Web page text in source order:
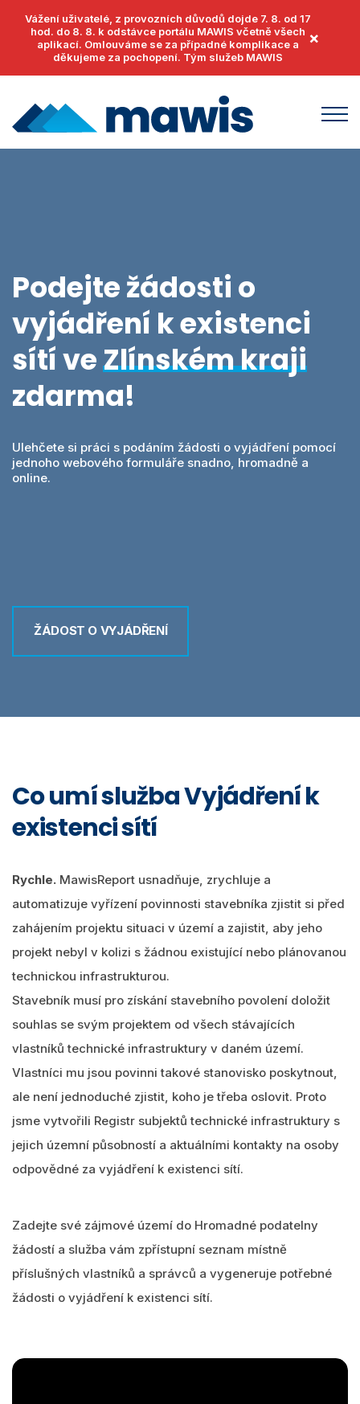
Vážení uživatelé, z provozních důvodů dojde 7. 8. od 17
hod. do 8. 8. k odstávce portálu MAWIS včetně všech
aplikací. Omlouváme se za případné komplikace a
děkujeme za pochopení. Tým služeb MAWIS
×
MawisPhoto
MawisContract
MawisPasport
DTM ČR
Helpdesk
Dokumenty
Časté otázky
Události
Články
Videa
O nás
Přihlásit se
Podejte žádosti o
vyjádření k existenci
sítí veZlínském kraji
zdarma!
Ulehčete si práci s podáním žádosti o vyjádření pomocí
jednoho webového formuláře snadno, hromadně a
online.
ŽÁDOST O VYJÁDŘENÍ
Co umí služba Vyjádření k
existenci sítí
Rychle. MawisReport usnadňuje, zrychluje a
automatizuje vyřízení povinnosti stavebníka zjistit si před
zahájením projektu situaci v území a zajistit, aby jeho
projekt nebyl v kolizi s žádnou existující nebo plánovanou
technickou infrastrukturou.
Stavebník musí pro získání stavebního povolení doložit
souhlas se svým projektem od všech stávajících
vlastníků technické infrastruktury v daném území.
Vlastníci mu jsou povinni takové stanovisko poskytnout,
ale není jednoduché zjistit, koho je třeba oslovit. Proto
jsme vytvořili Registr subjektů technické infrastruktury s
jejich územní působností a aktuálními kontakty na osoby
odpovědné za vyjádření k existenci sítí.
Zadejte své zájmové území do Hromadné podatelny
žádostí a služba vám zpřístupní seznam místně
příslušných vlastníků a správců a vygeneruje potřebné
žádosti o vyjádření k existenci sítí.